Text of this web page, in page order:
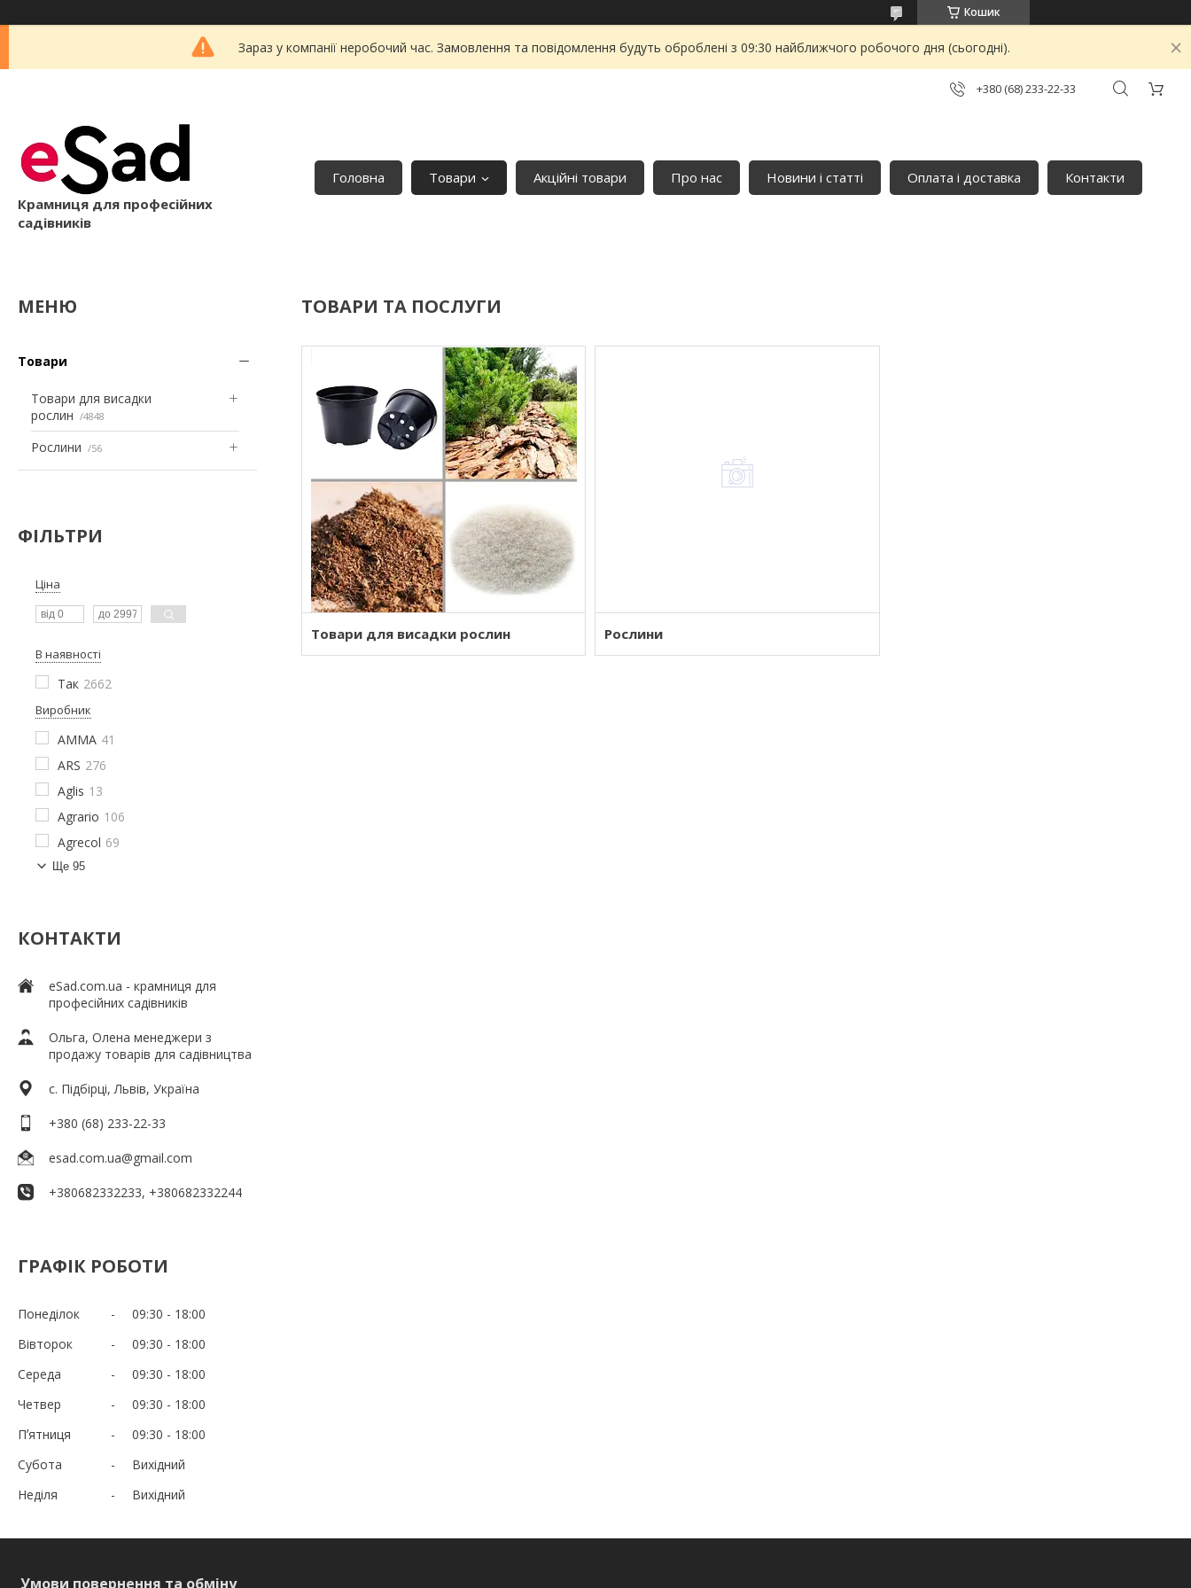
Кошик
Зараз у компанії неробочий час. Замовлення та повідомлення будуть оброблені з 09:30 найближчого робочого дня (сьогодні).
+380 (68) 233-22-33
Крамниця для професійних
садівників
Головна Товари Акційні товари Про нас Новини і статті Оплата і доставка Контакти
Товари
Товари для висадки
рослин
4848
Рослини 56
ФІЛЬТРИ
Ціна
В наявності
Так 2662
Виробник
AMMA 41
ARS 276
Aglis 13
Agrario 106
Agrecol 69
Ще 95
КОНТАКТИ
eSad.com.ua - крамниця для
професійних садівників
Ольга, Олена менеджери з
продажу товарів для садівництва
c. Підбірці, Львів, Україна
+380 (68) 233-22-33
esad.com.ua@gmail.com
+380682332233, +380682332244
ГРАФІК РОБОТИ
Понеділок 09:30
18:00
Вівторок
09:30
18:00
Середа
09:30
18:00
Четвер
09:30
18:00
Пʼятниця
09:30
18:00
Субота
Вихідний
Неділя
Вихідний
ТОВАРИ ТА ПОСЛУГИ
Товари для висадки рослин Рослини
Умови повернення та обміну